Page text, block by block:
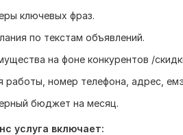
ключевых фраз.
по текстам объявлений.
на фоне конкурентов /
работы, номер телефона, адрес,
бюджет на месяц.
услуга включает: